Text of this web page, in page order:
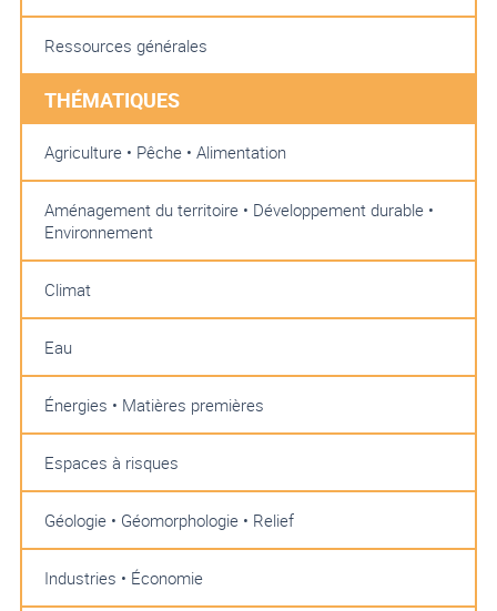
Ressources générales
THÉMATIQUES
Agriculture • Pêche • Alimentation
Aménagement du territoire • Développement durable •
Environnement
Climat
Eau
Énergies • Matières premières
Espaces à risques
Géologie • Géomorphologie • Relief
Industries • Économie